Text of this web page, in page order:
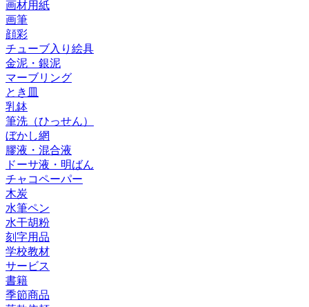
画材用紙
画筆
顔彩
チューブ入り絵具
金泥・銀泥
マーブリング
とき皿
乳鉢
筆洗（ひっせん）
ぼかし網
膠液・混合液
ドーサ液・明ばん
チャコペーパー
木炭
水筆ペン
水干胡粉
刻字用品
学校教材
サービス
書籍
季節商品